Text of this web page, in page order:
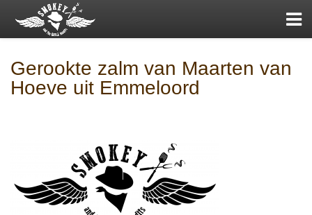
Gerookte zalm van Maarten van
Hoeve uit Emmeloord